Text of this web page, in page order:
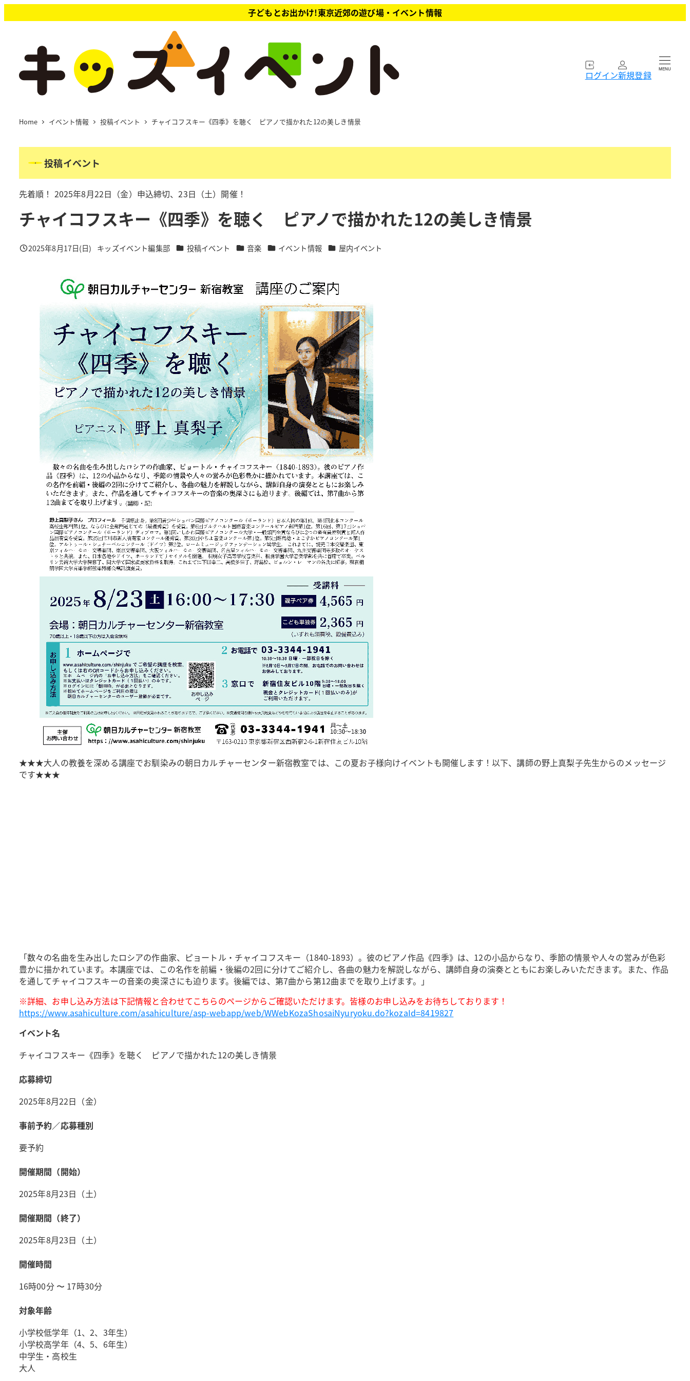
イ
子どもとお出かけ!東京近郊の遊び場・イベント情報
ログイン新規登録 MENU
Home イベント情報 投稿イベント チャイコフスキー《四季》を聴く ピアノで描かれた12の美しき情景
投稿イベント
先着順！ 2025年8月22日（金）申込締切、23日（土）開催！
チャイコフスキー《四季》を聴く ピアノで描かれた12の美しき情景
投稿日
2025年8月17日(日)
著
キッズイベント編集部 カテゴリー
投稿イベント カテゴリー
音楽 カテゴリー
イベント情報 カテゴリー
屋内イベント
★★★大人の教養を深める講座でお馴染みの朝日カルチャーセンター新宿教室では、この夏お子様向けイベントも開催します！以下、講師の野上真梨子先生からのメッセージ
です★★★
「数々の名曲を生み出したロシアの作曲家、ピョートル・チャイコフスキー（1840-1893）。彼のピアノ作品《四季》は、12の小品からなり、季節の情景や人々の営みが色彩
豊かに描かれています。本講座では、この名作を前編・後編の2回に分けてご紹介し、各曲の魅力を解説しながら、講師自身の演奏とともにお楽しみいただきます。また、作品
を通してチャイコフスキーの音楽の奥深さにも迫ります。後編では、第7曲から第12曲までを取り上げます。」
※詳細、お申し込み方法は下記情報と合わせてこちらのページからご確認いただけます。皆様のお申し込みをお待ちしております！
https://www.asahiculture.com/asahiculture/asp-webapp/web/WWebKozaShosaiNyuryoku.do?kozaId=8419827
イベント名
チャイコフスキー《四季》を聴く ピアノで描かれた12の美しき情景
応募締切
2025年8月22日（金）
事前予約／応募種別
要予約
開催期間（開始）
2025年8月23日（土）
開催期間（終了）
2025年8月23日（土）
開催時間
16時00分 〜 17時30分
対象年齢
小学校低学年（1、2、3年生）
小学校高学年（4、5、6年生）
中学生・高校生
大人